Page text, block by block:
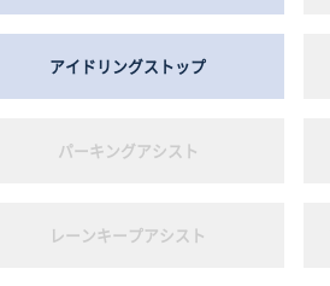
アイドリングストップ
パーキングアシスト
レーンキープアシスト